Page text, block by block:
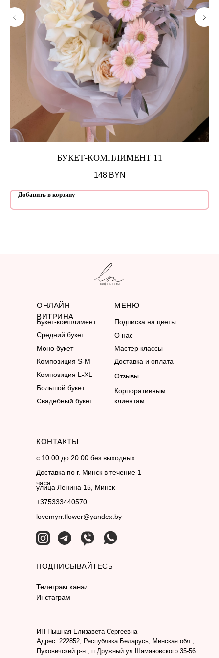
БУКЕТ-КОМПЛИМЕНТ 11
148 BYN
Добавить в корзину
ОНЛАЙН
ВИТРИНА
МЕНЮ
КОНТАКТЫ
Букет-комплимент
Средний букет
Моно букет
Композиция S-M
Композиция L-XL
Большой букет
Свадебный букет
Подписка на цветы
О нас
Мастер классы
Доставка и оплата
с 10:00 до 20:00 без выходных
Доставка по г. Минск в течение 1
часа
улица Ленина 15, Минск
+375333440570
lovemyrr.flower@yandex.by
Инстаграм
ПОДПИСЫВАЙТЕСЬ
Корпоративным
клиентам
Отзывы
Телеграм канал
ИП Пышная Елизавета Сергеевна
Адрес: 222852, Республика Беларусь, Минская обл.,
Пуховичский р-н., п.Дружный ул.Шамановского 35-56